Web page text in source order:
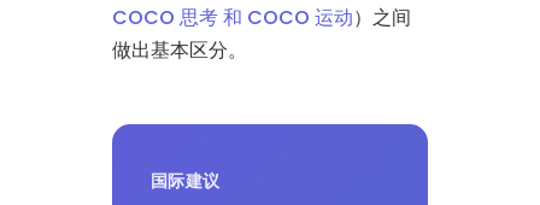
COCO 思考 和 COCO 运动）之间
做出基本区分。
国际建议